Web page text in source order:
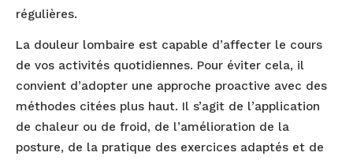
régulières.
La douleur lombaire est capable d’affecter le cours
de vos activités quotidiennes. Pour éviter cela, il
convient d’adopter une approche proactive avec des
méthodes citées plus haut. Il s’agit de l’application
de chaleur ou de froid, de l’amélioration de la
posture, de la pratique des exercices adaptés et de